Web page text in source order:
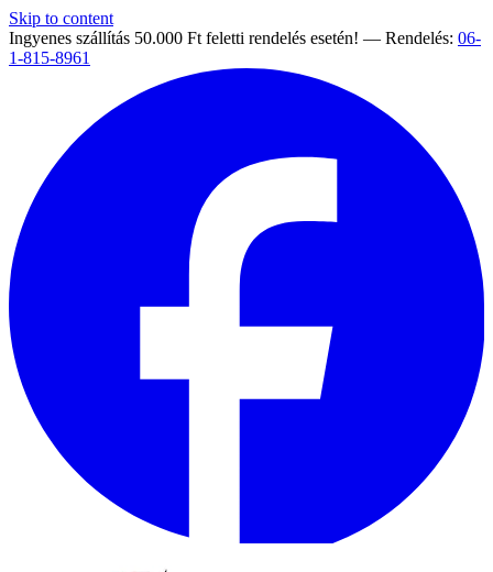
Skip to content
Ingyenes szállítás 50.000 Ft feletti rendelés esetén! — Rendelés: 06-
1-815-8961